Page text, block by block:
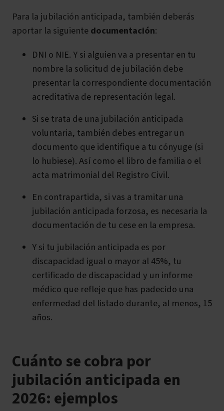
Para la jubilación anticipada, también deberás
aportar la siguientedocumentación:
DNI o NIE. Y si alguien va a presentar en tu
nombre la solicitud de jubilación debe
presentar la correspondiente documentación
acreditativa de representación legal.
Si se trata de una jubilación anticipada
voluntaria, también debes entregar un
documento que identifique a tu cónyuge (si
lo hubiese). Así como el libro de familia o el
acta matrimonial del Registro Civil.
En contrapartida, si vas a tramitar una
jubilación anticipada forzosa, es necesaria la
documentación de tu cese en la empresa.
Y si tu jubilación anticipada es por
discapacidad igual o mayor al 45%, tu
certificado de discapacidad y un informe
médico que refleje que has padecido una
enfermedad del listado durante, al menos, 15
años.
Cuánto se cobra por
jubilación anticipada en
2026: ejemplos